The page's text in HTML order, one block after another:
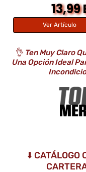
13,99
Ver Artículo
👌 Ten Muy Claro
Una Opción Ideal
⬇️ CATÁLOGO